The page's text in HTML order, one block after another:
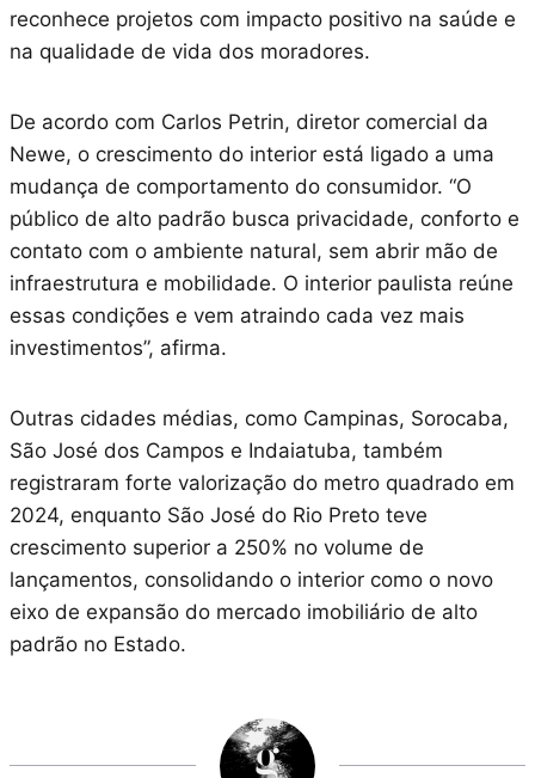
reconhece projetos com impacto positivo na saúde e
na qualidade de vida dos moradores.
De acordo com Carlos Petrin, diretor comercial da
Newe, o crescimento do interior está ligado a uma
mudança de comportamento do consumidor. “O
público de alto padrão busca privacidade, conforto e
contato com o ambiente natural, sem abrir mão de
infraestrutura e mobilidade. O interior paulista reúne
essas condições e vem atraindo cada vez mais
investimentos”, afirma.
Outras cidades médias, como Campinas, Sorocaba,
São José dos Campos e Indaiatuba, também
registraram forte valorização do metro quadrado em
2024, enquanto São José do Rio Preto teve
crescimento superior a 250% no volume de
lançamentos, consolidando o interior como o novo
eixo de expansão do mercado imobiliário de alto
padrão no Estado.